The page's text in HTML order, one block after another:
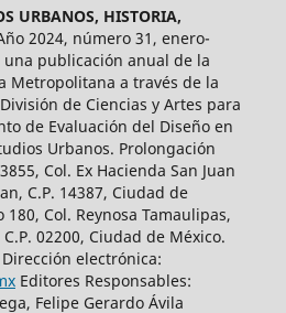
URBANOS, HISTORIA,
2024, número 31, enero-
publicación anual de la
Metropolitana a través de la
de Ciencias y Artes para
de Evaluación del Diseño en
Urbanos. Prolongación
Col. Ex Hacienda San Juan
C.P. 14387, Ciudad de
180, Col. Reynosa Tamaulipas,
02200, Ciudad de México.
electrónica:
Editores Responsables:
Felipe Gerardo Ávila